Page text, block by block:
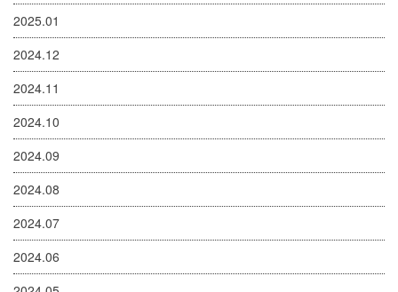
2025.01
2024.12
2024.11
2024.10
2024.09
2024.08
2024.07
2024.06